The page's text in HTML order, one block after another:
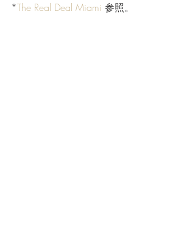
*The Real Deal Miami 参照。